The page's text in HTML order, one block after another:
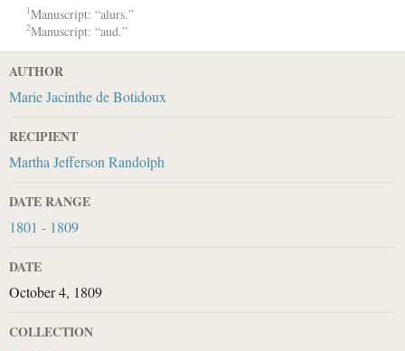
1Manuscript: “alurs.”
2Manuscript: “aud.”
AUTHOR
Marie Jacinthe de Botidoux
RECIPIENT
Martha Jefferson Randolph
DATE RANGE
1801 - 1809
DATE
October 4, 1809
COLLECTION